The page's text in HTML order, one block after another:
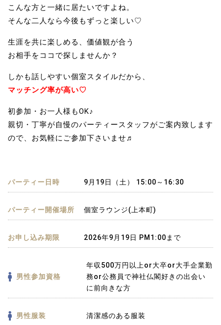
こんな方と一緒に居たいですよね。
そんな二人なら今後もずっと楽しい♡
生涯を共に楽しめる、価値観が合う
お相手をココで探しませんか？
しかも話しやすい個室スタイルだから、
マッチング率が高い♡
初参加・お一人様もOK♪
親切・丁寧が自慢のパーティースタッフがご案内致します
ので、お気軽にご参加下さいませ♬
パーティー日時 9月19日（土） 15:00～16:30
パーティー開催場所 個室ラウンジ(上本町)
お申し込み期限 2026年9月19日 PM1:00まで
男性参加資格
年収500万円以上or大卒or大手企業勤
務or公務員で神社仏閣好きの出会い
に前向きな方
男性服装 清潔感のある服装